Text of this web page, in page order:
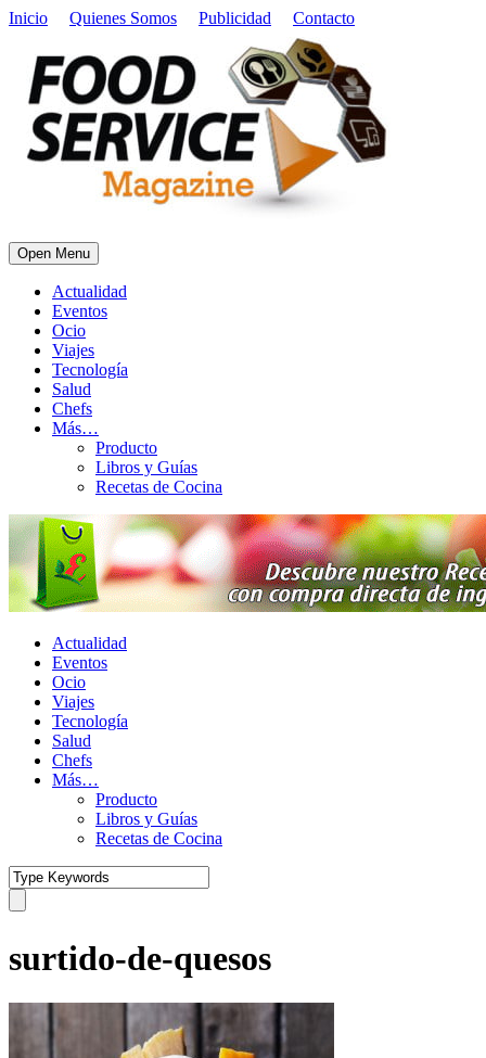
Inicio Quienes Somos Publicidad Contacto
Open Menu
Actualidad
Eventos
Ocio
Viajes
Tecnología
Salud
Chefs
Más…
Producto
Libros y Guías
Recetas de Cocina
Actualidad
Eventos
Ocio
Viajes
Tecnología
Salud
Chefs
Más…
Producto
Libros y Guías
Recetas de Cocina
surtido-de-quesos